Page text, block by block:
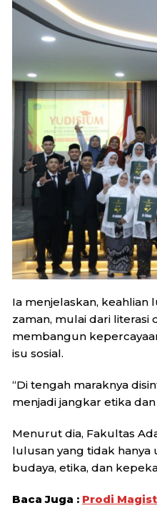
Ia menjelaskan,
zaman, mulai dari literasi
membangun
isu sosial.
“Di tengah maraknya
menjadi jangkar etika
Menurut dia, Fakultas
lulusan yang tidak hanya
budaya, etika, dan
Baca Juga : Prodi